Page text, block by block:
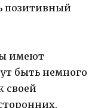
позитивный
имеют
быть немного
своей